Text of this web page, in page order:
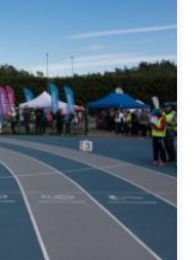
lähettäjänä
käytännön
ennakkoon
tapahtuman
Kylänpää